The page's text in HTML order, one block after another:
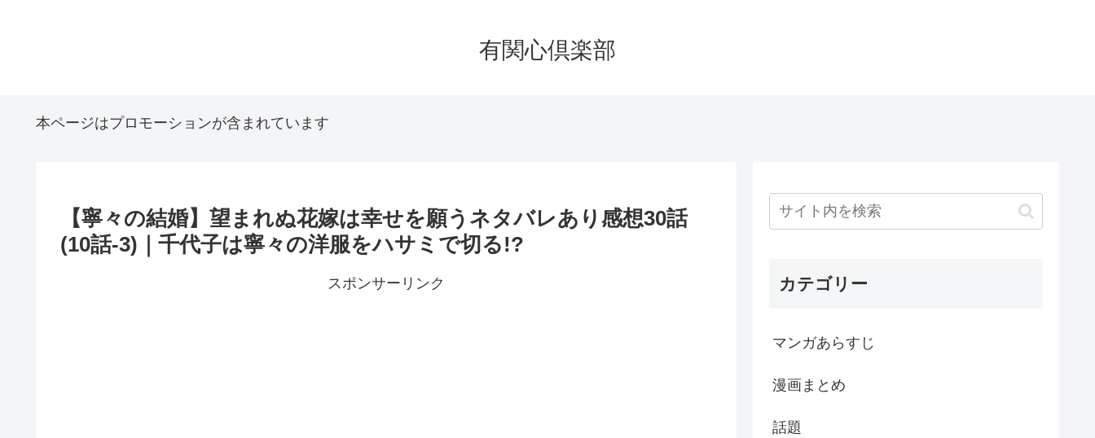
有関心倶楽部
本ページはプロモーションが含まれています
【寧々の結婚】望まれぬ花嫁は幸せを願うネタバレあり感想30話
(10話-3)｜千代子は寧々の洋服をハサミで切る!?
スポンサーリンク カテゴリー
マンガあらすじ
漫画まとめ
話題